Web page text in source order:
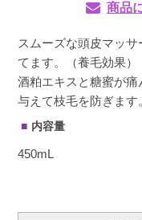
商品
スムーズな頭皮マッ
てます。（養毛効果）
酒粕エキスと糖蜜が
与えて枝毛を防ぎます
内容量
450mL